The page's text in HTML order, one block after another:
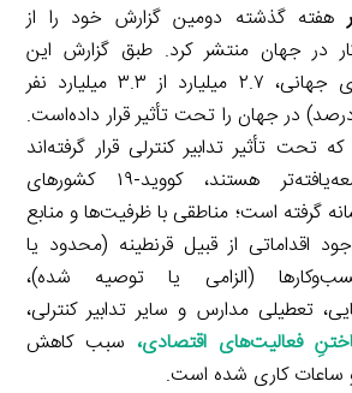
هفته گذشته دومین گزارش خود را از
کار در جهان منتشر کرد. طبق گزارش این
سازمان، این همه‌گیری جهانی، ۲.۷ میلیارد از ۳.۳ میلیارد نفر
کار (معادل ۸۱ درصد) در جهان را تحت تأثیر قرار داده‌است.
تحت تأثیر تدابیر کنترلی قرار گرفته‌اند
ساکن مناطق توسعه‌یافته‌تر هستند، کووید-۱۹ کشورهای
گرفته است؛ مناطقی با ظرفیت‌ها و منابع
اقداماتی از قبیل قرنطینه (محدود یا
(الزامی یا توصیه شده)،
تعطیلی مدارس و سایر تدابیر کنترلی،
فعالیت‌های اقتصادی، سبب کاهش
ساعات کاری شده است.